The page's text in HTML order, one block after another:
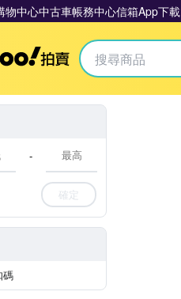
物中心中古車帳務中心信箱App下載
Yahoo拍賣
-
確定
碼